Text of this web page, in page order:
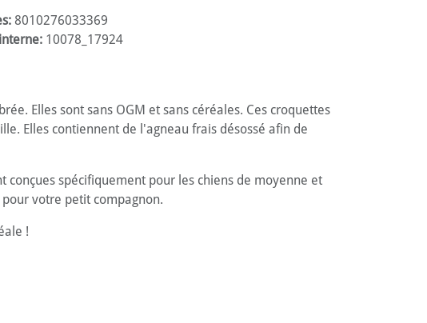
8010276033369
10078_17924
Elles sont sans OGM et sans céréales. Ces croquettes
Elles contiennent de l'agneau frais désossé afin de
conçues spécifiquement pour les chiens de moyenne et
votre petit compagnon.
!